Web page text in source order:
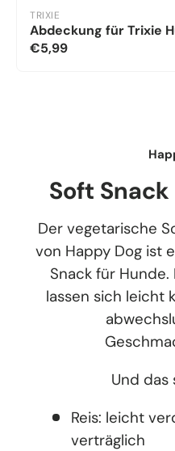
TRIXIE
Abdeckung für Trixie
€5,99
Soft
Der vegetarische
von Happy Dog ist
Snack für
lassen sich leicht
Und das
Reis: leicht
verträglich